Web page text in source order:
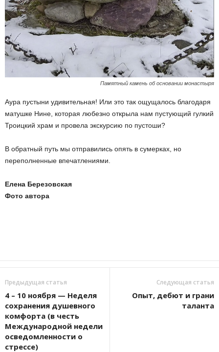
Памятный камень об основании монастыря
Аура пустыни удивительная! Или это так ощущалось благодаря
матушке Нине, которая любезно открыла нам пустующий гулкий
Троицкий храм и провела экскурсию по пустоши?
В обратный путь мы отправились опять в сумерках, но
переполненные впечатлениями.
Елена Березовская
Фото автора
Предыдущая статья
4 – 10 ноября — Неделя
сохранения душевного
комфорта (в честь
Международной недели
осведомленности о
стрессе)
Следующая статья
Опыт, дебют и грани
таланта